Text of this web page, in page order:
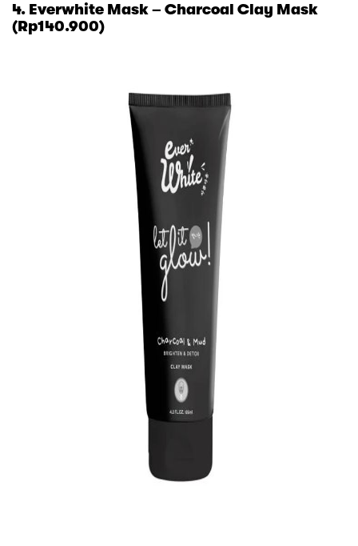
4. Everwhite Mask – Charcoal Clay Mask
(Rp140.900)